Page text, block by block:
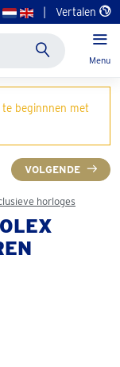
Vertalen
Menu
beginnnen met
VOLGENDE
horloges